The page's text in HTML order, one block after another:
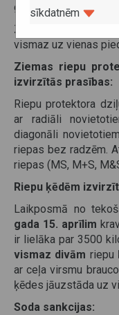
gada1. novembra
Ziemas riepām
vismaz uz vienas
Ziemas riepu
izvirzītās prasības:
Riepu protektora
ar radiāli
diagonāli
riepas bez radzēm.
riepas (MS, M+S,
Riepu ķēdēm
Laikposmā no
gada 15. aprīlim
ir lielāka par 3500
vismaz divām riepu
ar ceļa virsmu
ķēdes jāuzstāda uz
Soda sankcijas:
sīkdatnēm